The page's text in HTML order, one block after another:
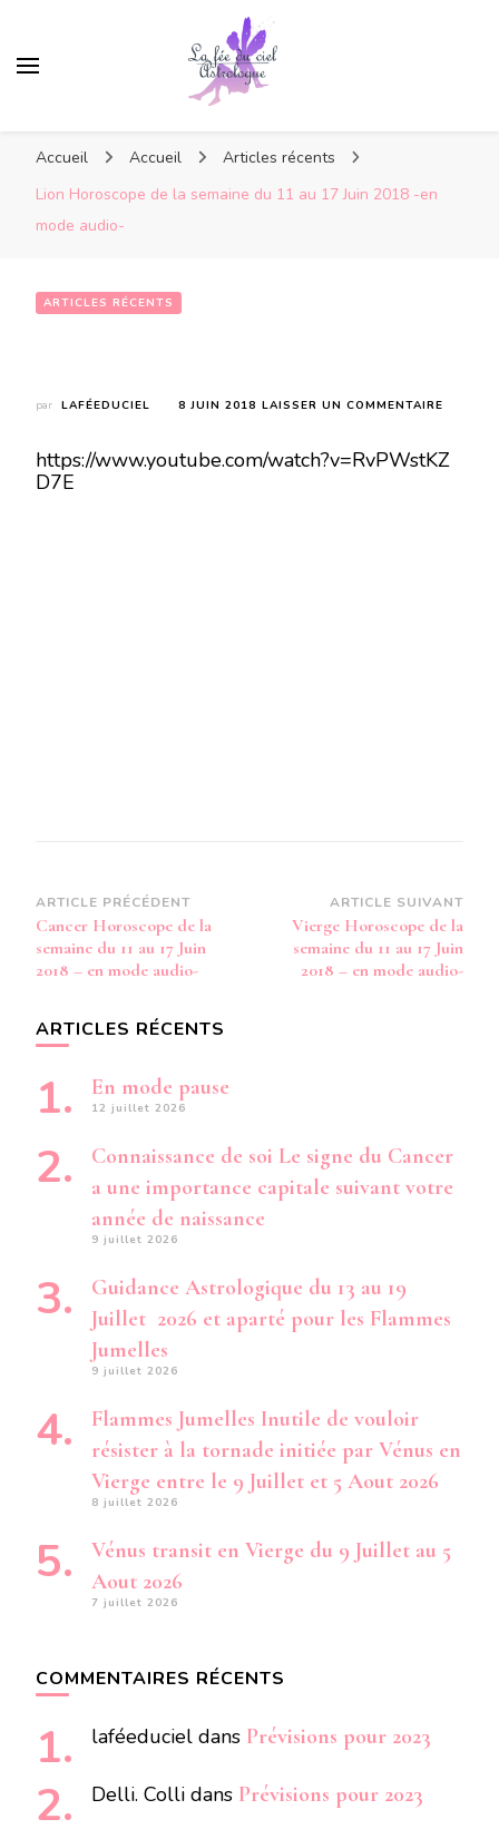
Accueil Accueil
Articles récents
Lion Horoscope de la semaine du 11 au 17 Juin 2018 -en
mode audio-
ARTICLES RÉCENTS
par LAFÉEDUCIEL 8 JUIN 2018 LAISSER UN COMMENTAIRE
DE
https://www.youtube.com/watch?v=RvPWstKZ
D7E
Navigation
d’article
ARTICLE PRÉCÉDENT
Cancer Horoscope de la
semaine du 11 au 17 Juin
2018 – en mode audio-
ARTICLE SUIVANT
Vierge Horoscope de la
semaine du 11 au 17 Juin
2018 – en mode audio-
ARTICLES RÉCENTS
En mode pause
12 juillet 2026
Connaissance de soi Le signe du Cancer
a une importance capitale suivant votre
année de naissance
9 juillet 2026
Guidance Astrologique du 13 au 19
Juillet 2026 et aparté pour les Flammes
Jumelles
9 juillet 2026
Flammes Jumelles Inutile de vouloir
résister à la tornade initiée par Vénus en
Vierge entre le 9 Juillet et 5 Aout 2026
8 juillet 2026
Vénus transit en Vierge du 9 Juillet au 5
Aout 2026
7 juillet 2026
COMMENTAIRES RÉCENTS
laféeduciel dans Prévisions pour 2023
Delli. Colli dans Prévisions pour 2023